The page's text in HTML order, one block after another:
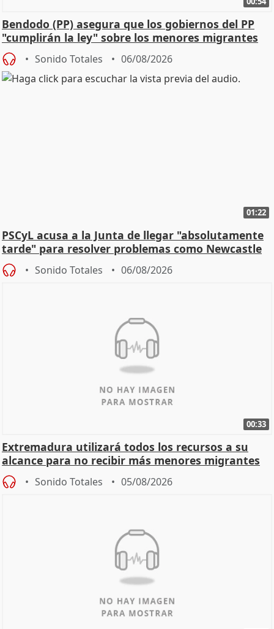
Bendodo (PP) asegura que los gobiernos del PP
"cumplirán la ley" sobre los menores migrantes
Sonido Totales 06/08/2026
01:22
PSCyL acusa a la Junta de llegar "absolutamente
tarde" para resolver problemas como Newcastle
Sonido Totales 06/08/2026
00:33
Extremadura utilizará todos los recursos a su
alcance para no recibir más menores migrantes
Sonido Totales 05/08/2026